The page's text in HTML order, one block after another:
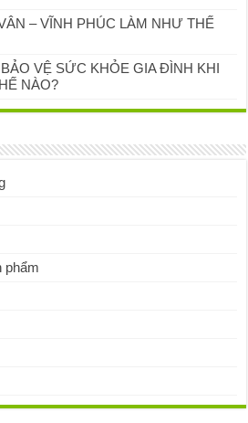
– VĨNH PHÚC LÀM NHƯ THẾ
VỆ SỨC KHỎE GIA ĐÌNH KHI
NÀO?
phẩm